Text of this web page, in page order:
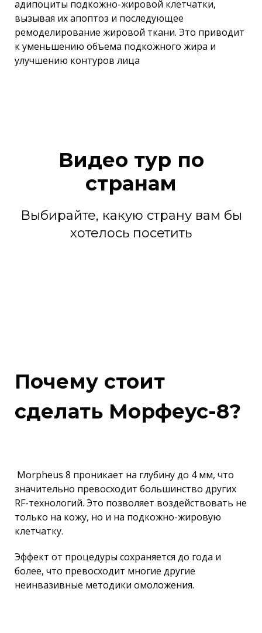
адипоциты подкожно-жировой клетчатки,
вызывая их апоптоз и последующее
ремоделирование жировой ткани. Это приводит
к уменьшению объема подкожного жира и
улучшению контуров лица
Видео тур по
странам
Выбирайте, какую страну вам бы
хотелось посетить
Почему стоит
сделать Морфеус-8?
Morpheus 8 проникает на глубину до 4 мм, что
значительно превосходит большинство других
RF-технологий. Это позволяет воздействовать не
только на кожу, но и на подкожно-жировую
клетчатку.
Эффект от процедуры сохраняется до года и
более, что превосходит многие другие
неинвазивные методики омоложения.